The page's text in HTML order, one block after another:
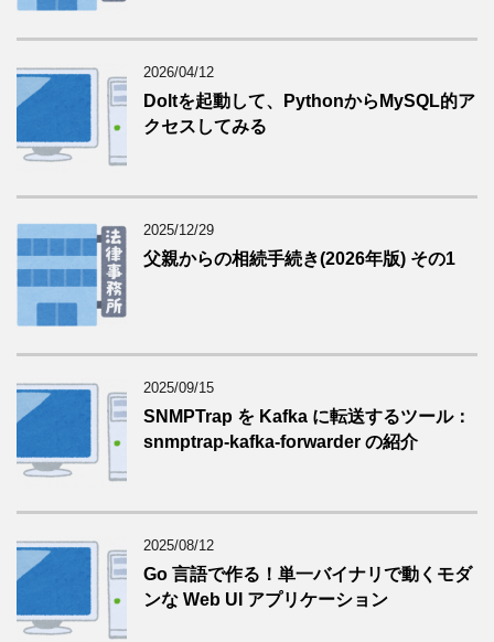
2026/04/12
Doltを起動して、PythonからMySQL的ア
クセスしてみる
2025/12/29
父親からの相続手続き(2026年版) その1
2025/09/15
SNMPTrap を Kafka に転送するツール：
snmptrap-kafka-forwarder の紹介
2025/08/12
Go 言語で作る！単一バイナリで動くモダ
ンな Web UI アプリケーション